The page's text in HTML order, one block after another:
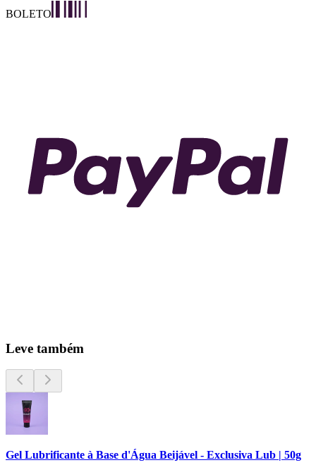
BOLETO
Leve também
Gel Lubrificante à Base d'Água Beijável - Exclusiva Lub | 50g